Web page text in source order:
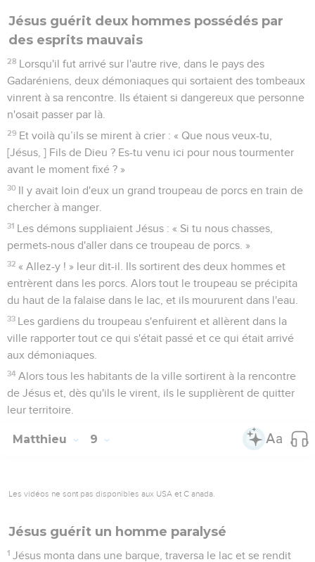
Jésus guérit deux hommes possédés par
des esprits mauvais
28 Lorsqu'il fut arrivé sur l'autre rive, dans le pays des
Gadaréniens, deux démoniaques qui sortaient des tombeaux
vinrent à sa rencontre. Ils étaient si dangereux que personne
n'osait passer par là.
29 Et voilà qu’ils se mirent à crier : « Que nous veux-tu,
[Jésus, ] Fils de Dieu ? Es-tu venu ici pour nous tourmenter
avant le moment fixé ? »
30 Il y avait loin d'eux un grand troupeau de porcs en train de
chercher à manger.
31 Les démons suppliaient Jésus : « Si tu nous chasses,
permets-nous d'aller dans ce troupeau de porcs. »
32 « Allez-y ! » leur dit-il. Ils sortirent des deux hommes et
entrèrent dans les porcs. Alors tout le troupeau se précipita
du haut de la falaise dans le lac, et ils moururent dans l'eau.
33 Les gardiens du troupeau s'enfuirent et allèrent dans la
ville rapporter tout ce qui s'était passé et ce qui était arrivé
aux démoniaques.
34 Alors tous les habitants de la ville sortirent à la rencontre
de Jésus et, dès qu'ils le virent, ils le supplièrent de quitter
leur territoire.
Matthieu 9
Les vidéos ne sont pas disponibles aux USA et C anada.
Jésus guérit un homme paralysé
1 Jésus monta dans une barque, traversa le lac et se rendit